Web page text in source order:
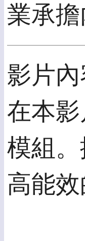
業承
影片內
在本
模組
高能